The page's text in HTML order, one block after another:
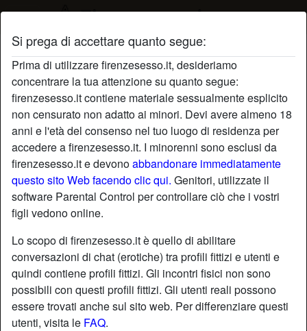
Si prega di accettare quanto segue:
Prima di utilizzare firenzesesso.it, desideriamo
concentrare la tua attenzione su quanto segue:
firenzesesso.it contiene materiale sessualmente esplicito
non censurato non adatto ai minori. Devi avere almeno 18
anni e l'età del consenso nel tuo luogo di residenza per
accedere a firenzesesso.it. I minorenni sono esclusi da
firenzesesso.it e devonoabbandonare immediatamente
questo sito Web facendo clic qui. Genitori, utilizzate il
software Parental Control per controllare ciò che i vostri
figli vedono online.
Lo scopo di firenzesesso.it è quello di abilitare
conversazioni di chat (erotiche) tra profili fittizi e utenti e
quindi contiene profili fittizi. Gli incontri fisici non sono
possibili con questi profili fittizi. Gli utenti reali possono
essere trovati anche sul sito web. Per differenziare questi
utenti, visita le FAQ.
Profilo di Capezzola
star Aggiungi chatChatta adesso